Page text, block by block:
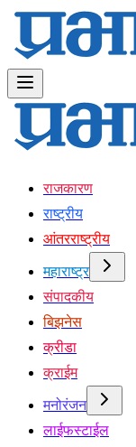
राजकारण
राष्ट्रीय
आंतरराष्ट्रीय
महाराष्ट्र
संपादकीय
बिझनेस
क्रीडा
क्राईम
मनोरंजन
लाईफस्टाईल